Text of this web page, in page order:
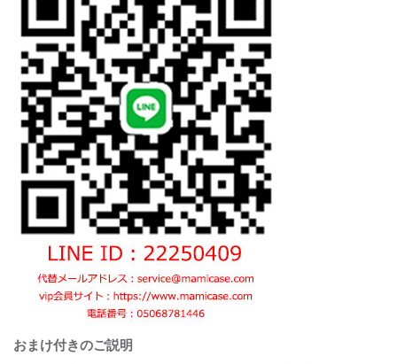
おまけ付きのご説明